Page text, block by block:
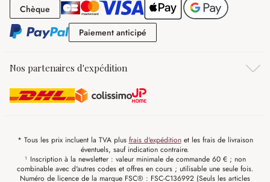
Chèque Chèque
Paiement anticipé
Nos partenaires d'expédition
* Tous les prix incluent la TVA plus frais d'expéditionet les frais de livraison
éventuels, sauf indication contraire.
¹ Inscription à la newsletter : valeur minimale de commande 60 € ; non
combinable avec d'autres codes et offres en cours ; utilisable une seule fois.
Numéro de licence de la marque FSC® : FSC-C136992 (Seuls les articles